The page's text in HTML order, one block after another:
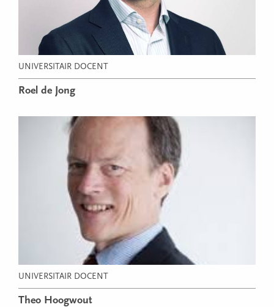
UNIVERSITAIR DOCENT
Roel de Jong
UNIVERSITAIR DOCENT
Theo Hoogwout